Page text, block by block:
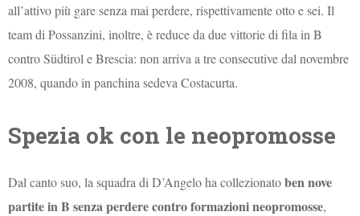
all’attivo più gare senza mai perdere, rispettivamente otto e sei. Il
team di Possanzini, inoltre, è reduce da due vittorie di fila in B
contro Südtirol e Brescia: non arriva a tre consecutive dal novembre
2008, quando in panchina sedeva Costacurta.
Spezia ok con le neopromosse
Dal canto suo, la squadra di D’Angelo ha collezionatoben nove
partite in B senza perdere contro formazioni neopromosse,